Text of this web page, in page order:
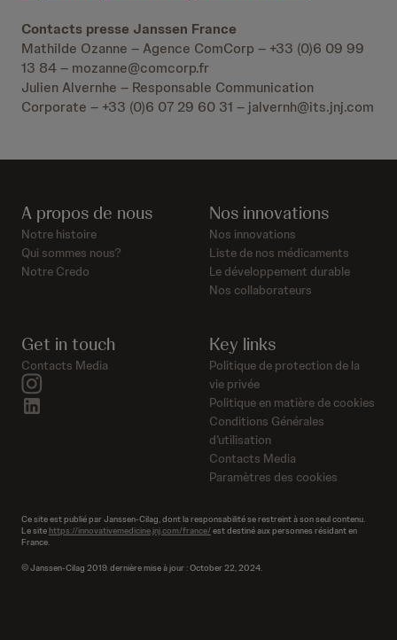
Contacts presse Janssen France
Mathilde Ozanne – Agence ComCorp – +33 (0)6 09 99
13 84 – mozanne@comcorp.fr
Julien Alvernhe – Responsable Communication
Corporate – +33 (0)6 07 29 60 31 – jalvernh@its.jnj.com
A propos de nous
Notre histoire
Qui sommes nous?
Notre Credo
Nos innovations
Nos innovations
Liste de nos médicaments
Le développement durable
Nos collaborateurs
Get in touch
Contacts Media
Key links
Politique de protection de la
vie privée
Politique en matière de cookies
Conditions Générales
d’utilisation
Contacts Media
Paramètres des cookies
Ce site est publié par Janssen-Cilag, dont la responsabilité se restreint à son seul contenu.
Le sitehttps://innovativemedicine.jnj.com/france/est destiné aux personnes résidant en
France.
© Janssen-Cilag 2019. dernière mise à jour : October 22, 2024.